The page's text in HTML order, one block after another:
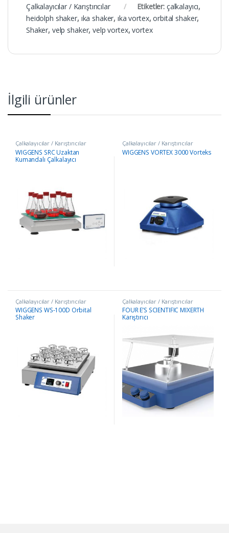
Çalkalayıcılar / Karıştırıcılar
Etiketler: çalkalayıcı,
heidolph shaker, ıka shaker, ıka vortex,orbital shaker,
Shaker, velp shaker,velp vortex,vortex
İlgili ürünler
Çalkalayıcılar / Karıştırıcılar
WIGGENS SRC Uzaktan
Kumandalı Çalkalayıcı
Çalkalayıcılar / Karıştırıcılar
WIGGENS VORTEX 3000 Vorteks
Çalkalayıcılar / Karıştırıcılar
WIGGENS WS-100D Orbital
Shaker
Çalkalayıcılar / Karıştırıcılar
FOUR E’S SCIENTIFIC MIXERTH
Karıştırıcı